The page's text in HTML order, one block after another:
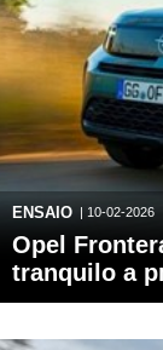
ENSAIO | 10-02-2026
Opel
tranquilo a